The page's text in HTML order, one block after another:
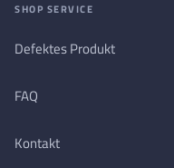
SHOP SERVICE
Defektes Produkt
FAQ
Kontakt